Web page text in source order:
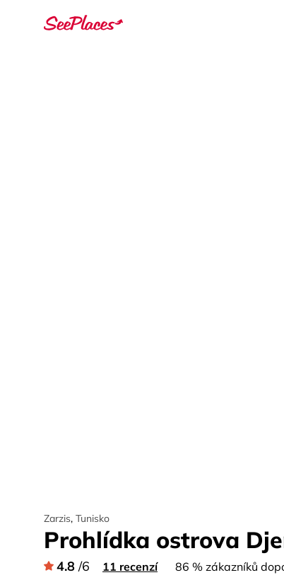
Zarzis, Tunisko
Prohlídka ostrova
4.8 /6 11 recenzí 86 % zákazníků